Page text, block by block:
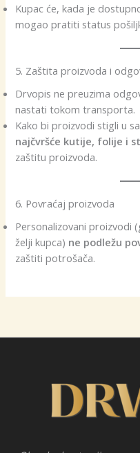
Kupac će, kada je
mogao pratiti status
5. Zaštita proizvoda i
Drvopis ne preuzima
nastati tokom transporta.
Kako bi proizvodi stigli u
najčvršće kutije, folije i
zaštitu proizvoda.
6. Povraćaj proizvoda
Personalizovani proizvodi
želji kupca) ne podležu
zaštiti potrošača.